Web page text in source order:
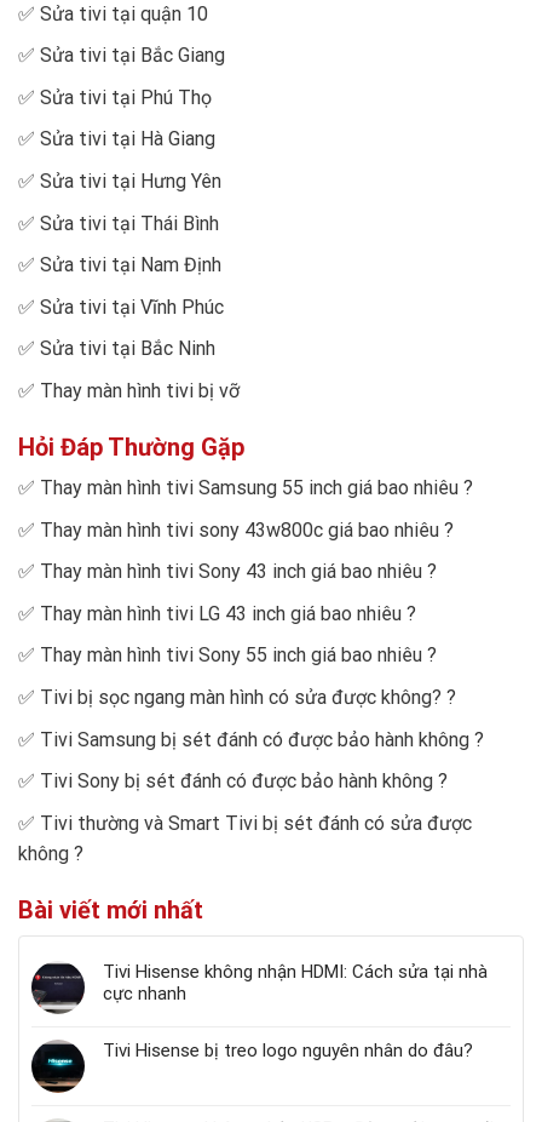
✅ Sửa tivi tại quận 10
✅ Sửa tivi tại Bắc Giang
✅ Sửa tivi tại Phú Thọ
✅ Sửa tivi tại Hà Giang
✅ Sửa tivi tại Hưng Yên
✅ Sửa tivi tại Thái Bình
✅ Sửa tivi tại Nam Định
✅ Sửa tivi tại Vĩnh Phúc
✅ Sửa tivi tại Bắc Ninh
✅ Thay màn hình tivi bị vỡ
Hỏi Đáp Thường Gặp
✅ Thay màn hình tivi Samsung 55 inch giá bao nhiêu ?
✅ Thay màn hình tivi sony 43w800c giá bao nhiêu ?
✅ Thay màn hình tivi Sony 43 inch giá bao nhiêu ?
✅ Thay màn hình tivi LG 43 inch giá bao nhiêu ?
✅ Thay màn hình tivi Sony 55 inch giá bao nhiêu ?
✅ Tivi bị sọc ngang màn hình có sửa được không? ?
✅ Tivi Samsung bị sét đánh có được bảo hành không ?
✅ Tivi Sony bị sét đánh có được bảo hành không ?
✅ Tivi thường và Smart Tivi bị sét đánh có sửa được
không ?
Bài viết mới nhất
Tivi Hisense không nhận HDMI: Cách sửa tại nhà
cực nhanh
Tivi Hisense bị treo logo nguyên nhân do đâu?